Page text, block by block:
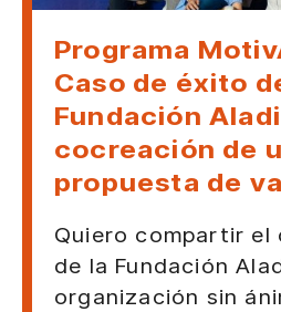
Programa
Caso de éxito
Fundación
cocreación de
propuesta de
Quiero compartir el
de la Fundación
organización sin